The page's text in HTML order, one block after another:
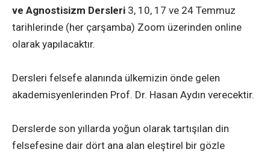
ve Agnostisizm Dersleri 3, 10, 17 ve 24 Temmuz
tarihlerinde (her çarşamba) Zoom üzerinden online
olarak yapılacaktır.
Dersleri felsefe alanında ülkemizin önde gelen
akademisyenlerinden Prof. Dr. Hasan Aydın verecektir.
Derslerde son yıllarda yoğun olarak tartışılan din
felsefesine dair dört ana alan eleştirel bir gözle